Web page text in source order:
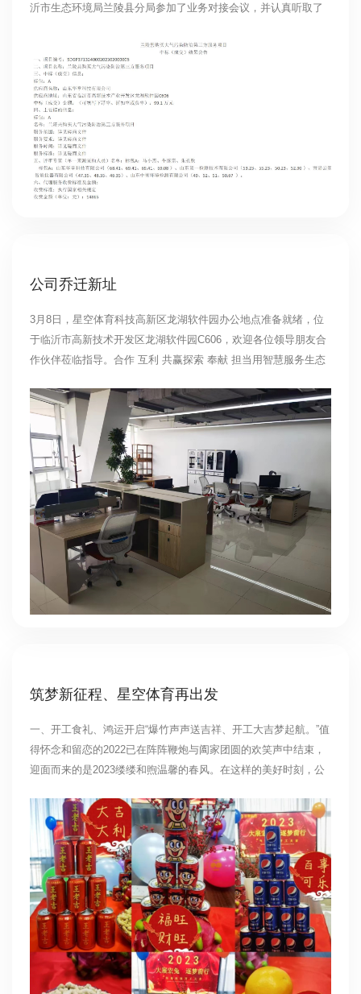
沂市生态环境局兰陵县分局参加了业务对接会议，并认真听取了
点工作、工作方向、工作目标提出了工作要求，我公司于次日派
出专家服务团队入驻兰陵县
公司乔迁新址
3月8日，星空体育科技高新区龙湖软件园办公地点准备就绪，位
于临沂市高新技术开发区龙湖软件园C606，欢迎各位领导朋友合
作伙伴莅临指导。合作 互利 共赢探索 奉献 担当用智慧服务生态
筑梦新征程、星空体育再出发
一、开工食礼、鸿运开启“爆竹声声送吉祥、开工大吉梦起航。”值
得怀念和留恋的2022已在阵阵鞭炮与阖家团圆的欢笑声中结束，
迎面而来的是2023缕缕和煦温馨的春风。在这样的美好时刻，公
热情、勤奋的努力、全身心的投入，为完成新一年的各项工作开
好头、起